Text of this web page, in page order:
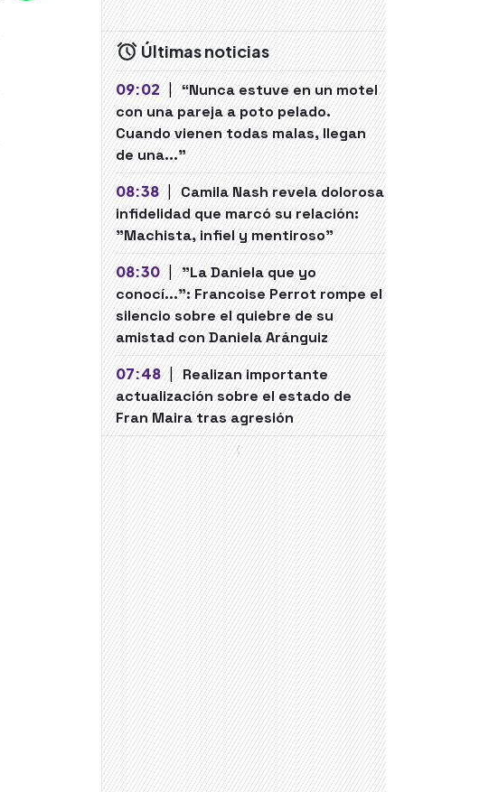
Últimas noticias
09:02 | “Nunca estuve en un motel
con una pareja a poto pelado.
Cuando vienen todas malas, llegan
de una..."
08:38 | Camila Nash revela dolorosa
infidelidad que marcó su relación:
"Machista, infiel y mentiroso"
08:30 | "La Daniela que yo
conocí...": Francoise Perrot rompe el
silencio sobre el quiebre de su
amistad con Daniela Aránguiz
07:48 | Realizan importante
actualización sobre el estado de
Fran Maira tras agresión